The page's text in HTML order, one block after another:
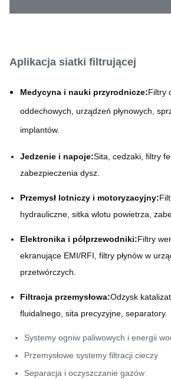
Aplikacja siatki filtrującej
Medycyna i nauki przyrodnicze:Filtry
oddechowych, urządzeń płynowych,
implantów.
Jedzenie i napoje:Sita, cedzaki, filtry
zabezpieczenia dysz.
Przemysł lotniczy i motoryzacyjny:
hydrauliczne, sitka wlotu powietrza,
Elektronika i półprzewodniki:Filtry
ekranujące EMI/RFI, filtry płynów w
przetwórczych.
Filtracja przemysłowa:Odzysk
fluidalnego, sita precyzyjne, separatory.
Systemy ogniw paliwowych i energii
Przemysłowe systemy filtracji cieczy
Separacja i oczyszczanie gazów